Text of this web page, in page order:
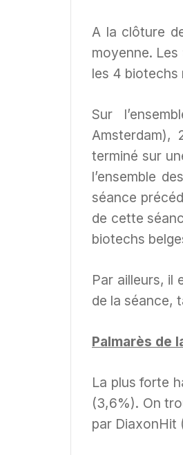
A la clôture
moyenne.
les 4 biotechs
Sur
terminé sur
l’ensemble
séance
de cette
biotechs
Par ailleurs, il
de la séance,
Palmarès de
La plus forte
(3,6%). On
par DiaxonHit